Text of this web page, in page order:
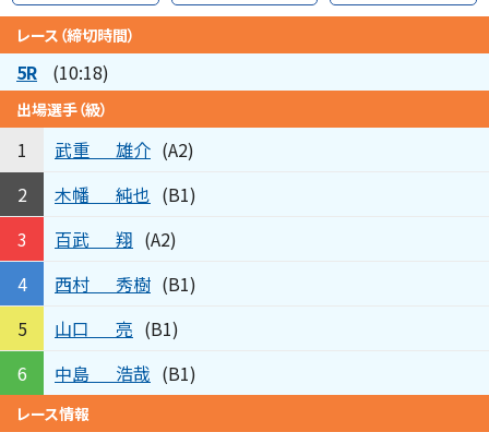
レース（締切時間）
5R (10:18)
出場選手（級）
1 武重 雄介 (A2)
2
木幡 純也 (B1)
3
百武 翔 (A2)
4
西村 秀樹 (B1)
5
山口 亮 (B1)
6
中島 浩哉 (B1)
レース情報